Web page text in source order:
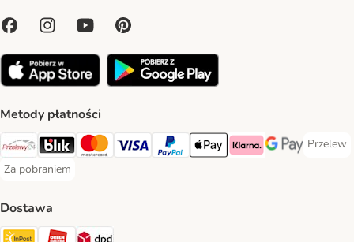
Metody płatności
Przelewy24 Payment Method
Blik Payment Method
MasterCard Payment Method
Visa Payment Method
PayPal Payment Method
Apple Pay Payment Method
Klarna Payment Method
Google Pay
Przelew
Przelew
Za pobraniem
Za pobraniem Payment Method
Dostawa
Paczkomat® Shipping Method
ORLEN Paczka Shipping Method
DPD Shipping Method